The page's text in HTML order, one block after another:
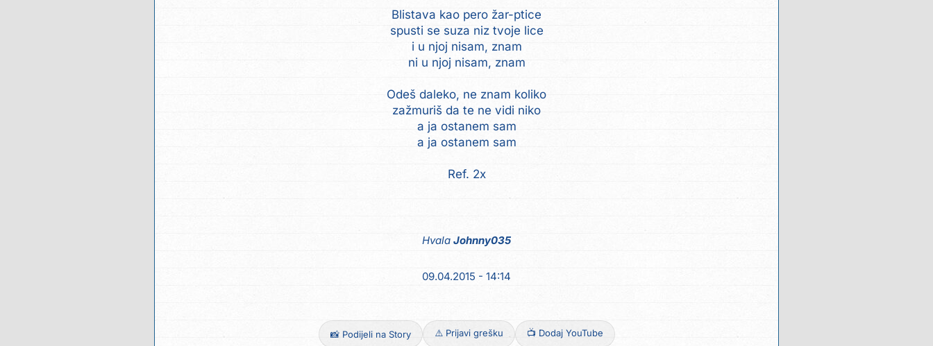
Blistava kao pero žar-ptice
spusti se suza niz tvoje lice
i u njoj nisam, znam
ni u njoj nisam, znam
Odeš daleko, ne znam koliko
zažmuriš da te ne vidi niko
a ja ostanem sam
a ja ostanem sam
Ref. 2x
Hvala Johnny035
09.04.2015 - 14:14
📸 Podijeli na Story ⚠️ Prijavi grešku 📺 Dodaj YouTube